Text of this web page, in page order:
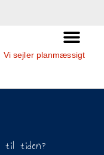
Vi sejler planmæssigt
til tiden?